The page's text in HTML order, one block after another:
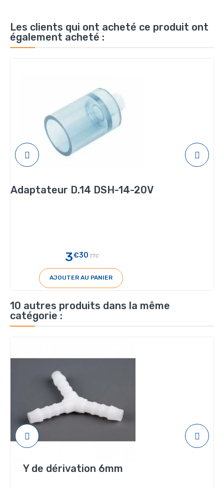
Les clients qui ont acheté ce produit ont
également acheté :
Adaptateur D.14 DSH-14-20V
3€30 TTC
AJOUTER AU PANIER
10 autres produits dans la même
catégorie :
Y de dérivation 6mm